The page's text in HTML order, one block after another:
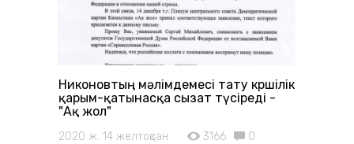
Никоновтың мәлімдемесі тату көршілік
қарым-қатынасқа сызат түсіреді -
"Ақ жол"
2020 ж. 14 желтоқсан 3166 0